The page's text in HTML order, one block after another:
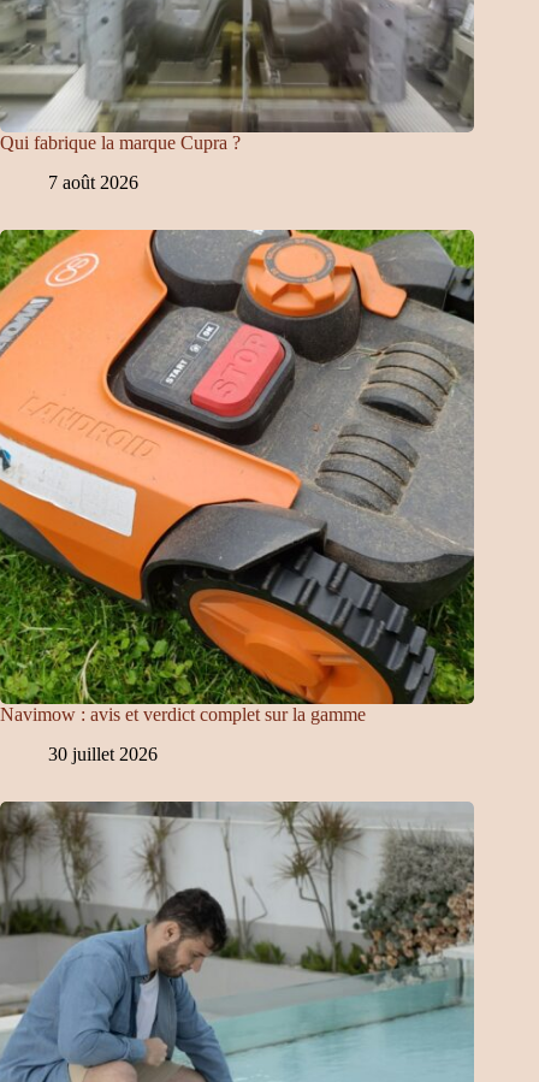
Qui fabrique la marque Cupra ?
7 août 2026
Navimow : avis et verdict complet sur la gamme
30 juillet 2026